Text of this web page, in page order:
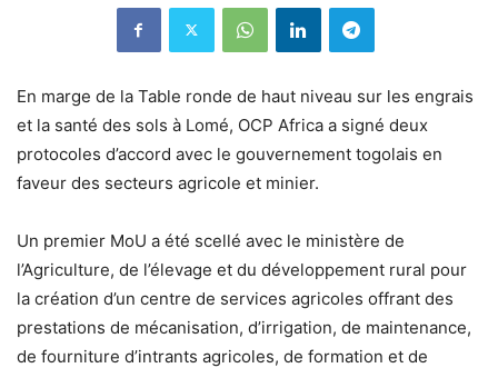
En marge de la Table ronde de haut niveau sur les engrais
et la santé des sols à Lomé, OCP Africa a signé deux
protocoles d’accord avec le gouvernement togolais en
faveur des secteurs agricole et minier.
Un premier MoU a été scellé avec le ministère de
l’Agriculture, de l’élevage et du développement rural pour
la création d’un centre de services agricoles offrant des
prestations de mécanisation, d’irrigation, de maintenance,
de fourniture d’intrants agricoles, de formation et de